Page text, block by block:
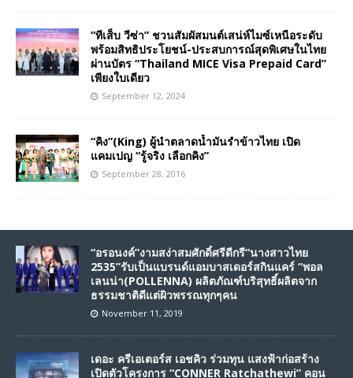
“ทีเส็บ วีซ่า” ชวนสัมผัสมนต์เสน่ห์ไมซ์เหนือระดับ
พร้อมสิทธิประโยชน์-ประสบการณ์สุดพิเศษในไทย
ผ่านบัตร “Thailand MICE Visa Prepaid Card”
เพียงใบเดียว
September 12, 2024
“คิง”(King) ผู้นำตลาดน้ำมันรำข้าวไทย เปิด
แคมเปญ “รู้จริง เลือกคิง”
September 28, 2016
“อรอนงค์”งามสง่าสมศักดิ์ศรีดีกรี“นางสาวไทย
2535”รับเป็นแบรนด์แอมบาสเดอร์สกินแคร์ “พอล
เลนน่า(POLLENNA) ผลิตภัณฑ์บริสุทธิ์ผลิตจาก
ธรรมชาติดีแต่ผิวพรรณทุกๆคน
November 11, 2019
เดอะ ครีเอเตอร์ส เอชคิว ร่วมทุน แสงฟ้าก่อสร้าง
เปิดตัวโครงการ “CONNER Ratchathewi” คอน